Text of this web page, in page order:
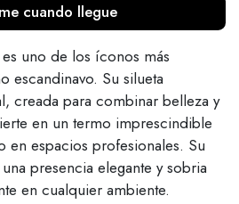
cuando llegue
uno de los íconos más
escandinavo. Su silueta
creada para combinar belleza y
en un termo imprescindible
en espacios profesionales. Su
presencia elegante y sobria
en cualquier ambiente.